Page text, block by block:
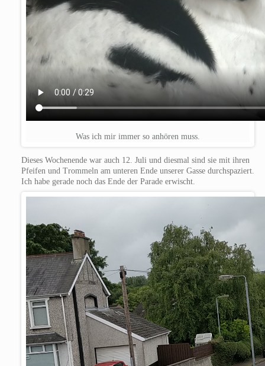
Was ich mir immer so anhören muss.
Dieses Wochenende war auch 12. Juli und diesmal sind sie mit ihren
Pfeifen und Trommeln am unteren Ende unserer Gasse durchspaziert.
Ich habe gerade noch das Ende der Parade erwischt.